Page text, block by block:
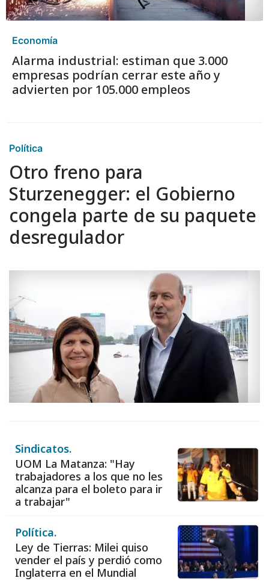
Economía
Alarma industrial: estiman que 3.000
empresas podrían cerrar este año y
advierten por 105.000 empleos
Política
Otro freno para
Sturzenegger: el Gobierno
congela parte de su paquete
desregulador
Sindicatos.
UOM La Matanza: "Hay
trabajadores a los que no les
alcanza para el boleto para ir
a trabajar"
Política.
Ley de Tierras: Milei quiso
vender el país y perdió como
Inglaterra en el Mundial